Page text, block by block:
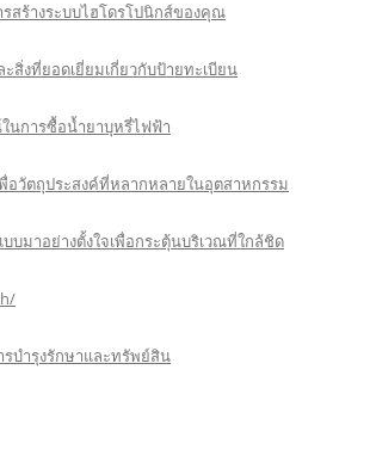
รสร้างระบบไฮโดรโปนิกส์ของคุณ
ะสิ่งที่ยอดเยี่ยมเกี่ยวกับป้ายทะเบียน
นการซื้อน้ำยาบุหรี่ไฟฟ้า
พื่อวัตถุประสงค์ที่หลากหลายในอุตสาหกรรม
บมาอย่างตั้งใจเพื่อกระตุ้นบริเวณที่ใกล้ชิด
บำรุงรักษาและทรัพย์สิน